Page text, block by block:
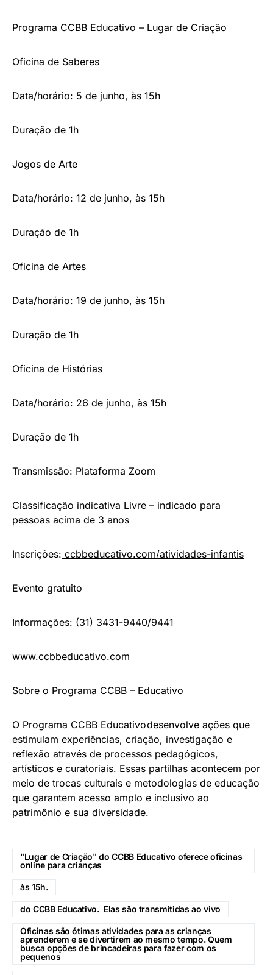
Programa CCBB Educativo – Lugar de Criação
Oficina de Saberes
Data/horário: 5 de junho, às 15h
Duração de 1h
Jogos de Arte
Data/horário: 12 de junho, às 15h
Duração de 1h
Oficina de Artes
Data/horário: 19 de junho, às 15h
Duração de 1h
Oficina de Histórias
Data/horário: 26 de junho, às 15h
Duração de 1h
Transmissão: Plataforma Zoom
Classificação indicativa Livre – indicado para
pessoas acima de 3 anos
Inscrições: ccbbeducativo.com/atividades-infantis
Evento gratuito
Informações: (31) 3431-9440/9441
www.ccbbeducativo.com
Sobre o Programa CCBB – Educativo
O Programa CCBB Educativo desenvolve ações que
estimulam experiências, criação, investigação e
reflexão através de processos pedagógicos,
artísticos e curatoriais. Essas partilhas acontecem por
meio de trocas culturais e metodologias de educação
que garantem acesso amplo e inclusivo ao
patrimônio e sua diversidade.
"Lugar de Criação" do CCBB Educativo oferece oficinas
online para crianças
às 15h.
do CCBB Educativo. Elas são transmitidas ao vivo
Oficinas são ótimas atividades para as crianças
aprenderem e se divertirem ao mesmo tempo. Quem
busca opções de brincadeiras para fazer com os
pequenos